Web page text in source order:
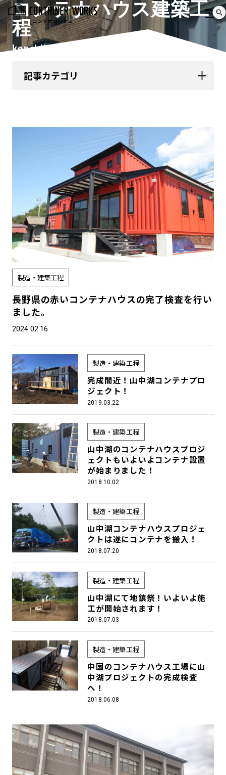
コンテナハウス建築工
程
kenchiku
記事カテゴリ
長野県の赤いコンテナハウスの完了検査を行い
ました。
製造・建築工程
2024.02.16
完成間近！山中湖コンテナプロ
ジェクト！
製造・建築工程
2019.03.22
山中湖のコンテナハウスプロジ
ェクトもいよいよコンテナ設置
が始まりました！
製造・建築工程
2018.10.02
山中湖コンテナハウスプロジェ
クトは遂にコンテナを搬入！
製造・建築工程
2018.07.20
山中湖にて地鎮祭！いよいよ施
工が開始されます！
製造・建築工程
2018.07.03
中国のコンテナハウス工場に山
中湖プロジェクトの完成検査
へ！
製造・建築工程
2018.06.08